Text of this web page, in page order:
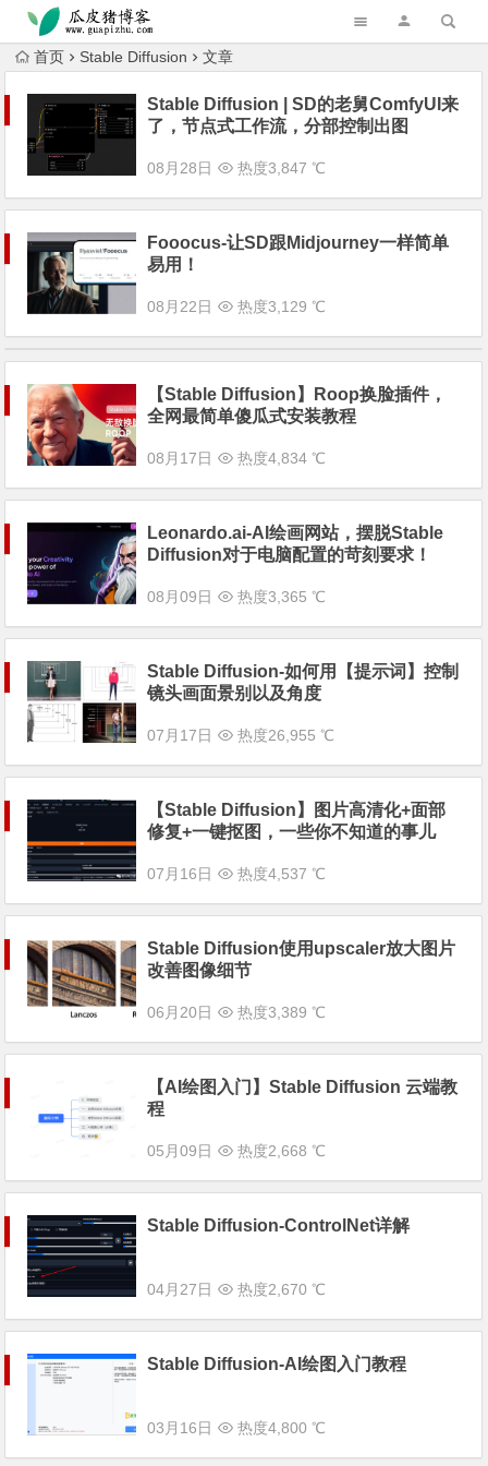
跳转到主内容
首页 Stable Diffusion 文章
Stable Diffusion | SD的老舅ComfyUI来
了，节点式工作流，分部控制出图
08月28日 热度3,847 ℃
Fooocus-让SD跟Midjourney一样简单
易用！
08月22日 热度3,129 ℃
【Stable Diffusion】Roop换脸插件，
全网最简单傻瓜式安装教程
08月17日 热度4,834 ℃
Leonardo.ai-AI绘画网站，摆脱Stable
Diffusion对于电脑配置的苛刻要求！
08月09日 热度3,365 ℃
Stable Diffusion-如何用【提示词】控制
镜头画面景别以及角度
07月17日 热度26,955 ℃
【Stable Diffusion】图片高清化+面部
修复+一键抠图，一些你不知道的事儿
07月16日 热度4,537 ℃
Stable Diffusion使用upscaler放大图片
改善图像细节
06月20日 热度3,389 ℃
【AI绘图入门】Stable Diffusion 云端教
程
05月09日 热度2,668 ℃
Stable Diffusion-ControlNet详解
04月27日 热度2,670 ℃
Stable Diffusion-AI绘图入门教程
03月16日 热度4,800 ℃